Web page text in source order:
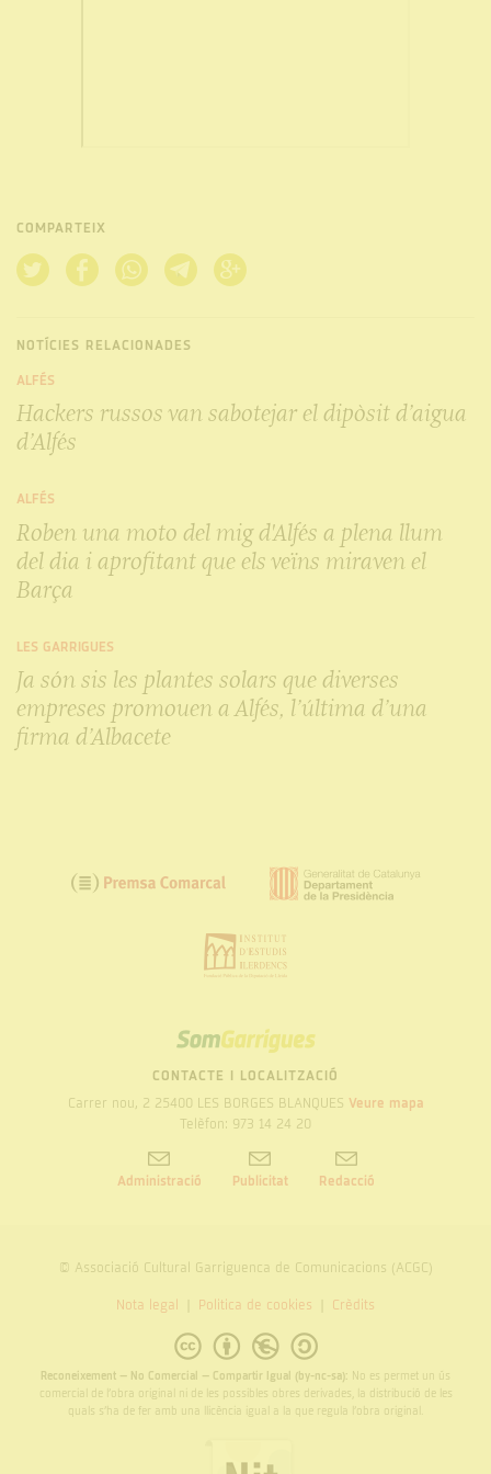
COMPARTEIX
NOTÍCIES RELACIONADES
ALFÉS
Hackers russos van sabotejar el dipòsit d’aigua
d’Alfés
ALFÉS
Roben una moto del mig d'Alfés a plena llum
del dia i aprofitant que els veïns miraven el
Barça
LES GARRIGUES
Ja són sis les plantes solars que diverses
empreses promouen a Alfés, l’última d’una
firma d’Albacete
SOM
GARRIGUES
CONTACTE I LOCALITZACIÓ
Carrer nou, 2 25400 LES BORGES BLANQUES Veure mapa
Telèfon: 973 14 24 20
Administració Publicitat Redacció
© Associació Cultural Garriguenca de Comunicacions (ACGC)
Nota legal Politica de cookies Crèdits
Reconeixement – No Comercial – Compartir Igual (by-nc-sa): No es permet un ús
comercial de l’obra original ni de les possibles obres derivades, la distribució de les
quals s’ha de fer amb una llicència igual a la que regula l’obra original.